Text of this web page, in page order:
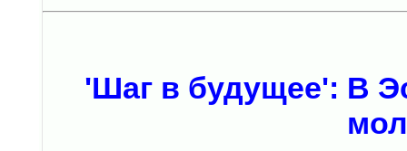
'Шаг в будущее': В